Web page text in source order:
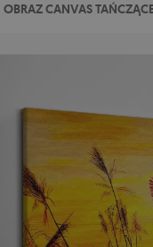
OBRAZ CANVAS